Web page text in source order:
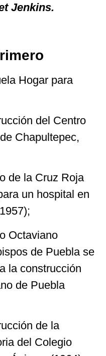
Jenkins.
Hogar para
del Centro
Chapultepec,
de la Cruz Roja
un hospital en
Octaviano
de Puebla se
la construcción
de Puebla
de la
del Colegio